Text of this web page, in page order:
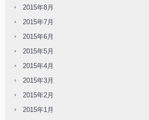
2015年8月
2015年7月
2015年6月
2015年5月
2015年4月
2015年3月
2015年2月
2015年1月